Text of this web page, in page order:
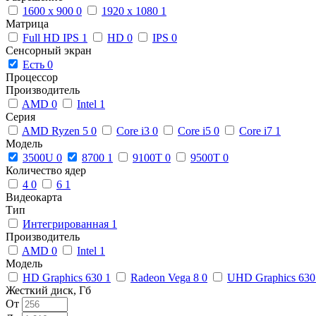
1600 x 900 0 1920 x 1080 1
Матрица
Full HD IPS 1 HD 0 IPS 0
Сенсорный экран
Есть 0
Процессор
Производитель
AMD 0 Intel 1
Серия
AMD Ryzen 5 0 Core i3 0 Core i5 0 Core i7 1
Модель
3500U 0 8700 1 9100T 0 9500T 0
Количество ядер
4 0 6 1
Видеокарта
Тип
Интегрированная 1
Производитель
AMD 0 Intel 1
Модель
HD Graphics 630 1 Radeon Vega 8 0
UHD Graphics
Жесткий диск, Гб
От